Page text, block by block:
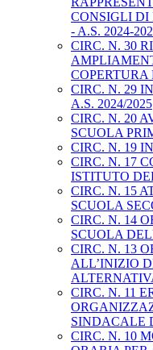
CONSIGLI DI
- A.S. 2024-
CIRC. N. 30
CIRC. N. 29
A.S. 2024/2025
CIRC. N. 20
SCUOLA
CIRC. N. 19
CIRC. N. 17
ISTITUTO
CIRC. N. 15
SCUOLA
CIRC. N. 14
SCUOLA
CIRC. N. 13
ALL’INIZIO
CIRC. N. 11
SINDACALE
CIRC. N. 10